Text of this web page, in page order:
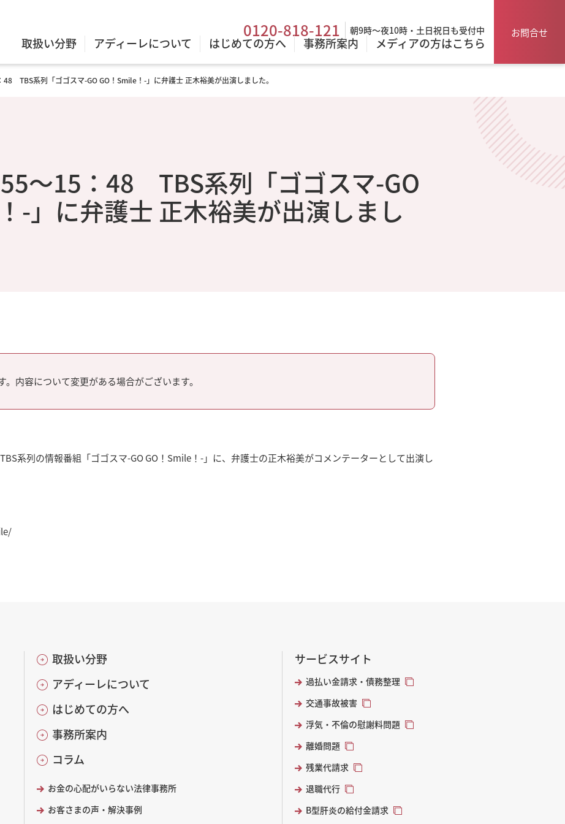
0120-818-121 朝9時～夜10時・土日祝日も受付中
取扱い分野 アディーレについて はじめての方へ 事務所案内 メディアの方はこちら
お問合せ
TBS系列「ゴゴスマ-GO GO！Smile！-」に弁護士 正木裕美が出演しました。
～15：48 TBS系列「ゴゴスマ-GO
-」に弁護士 正木裕美が出演しまし
内容について変更がある場合がございます。
系列の情報番組「ゴゴスマ-GO GO！Smile！-」に、弁護士の正木裕美がコメンテーターとして出演し
取扱い分野
アディーレについて
はじめての方へ
事務所案内
コラム
お金の心配がいらない法律事務所
お客さまの声・解決事例
サービスサイト
過払い金請求・債務整理
交通事故被害
浮気・不倫の慰謝料問題
離婚問題
残業代請求
退職代行
B型肝炎の給付金請求